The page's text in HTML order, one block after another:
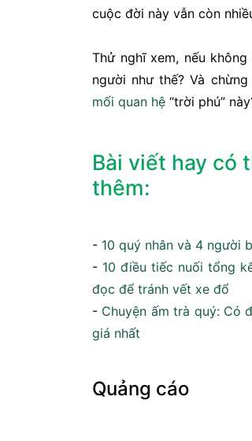
cuộc đời này vẫn còn
Thử nghĩ xem, nếu không
người như thế? Và
mối quan hệ “trời phú”
Bài viết hay có
thêm:
- 10 quý nhân và 4 người
- 10 điều tiếc nuối tổng
đọc để tránh vết xe đổ
- Chuyện ấm trà quý: Có
giá nhất
Quảng cáo